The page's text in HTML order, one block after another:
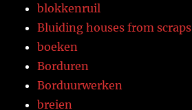
blokkenruil
Bluiding houses from scraps
boeken
Borduren
Borduurwerken
breien